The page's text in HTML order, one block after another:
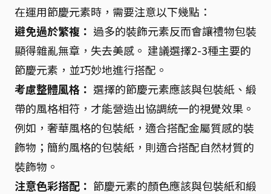
在運用節慶元素時，需要注意以下幾點：
避免過於繁複： 過多的裝飾元素反而會讓禮物包裝
顯得雜亂無章，失去美感。 建議選擇2-3種主要的
節慶元素，並巧妙地進行搭配。
考慮整體風格： 選擇的節慶元素應該與包裝紙、緞
帶的風格相符，才能營造出協調統一的視覺效果。
例如，奢華風格的包裝紙，適合搭配金屬質感的裝
飾物；簡約風格的包裝紙，則適合搭配自然材質的
裝飾物。
注意色彩搭配： 節慶元素的顏色應該與包裝紙和緞